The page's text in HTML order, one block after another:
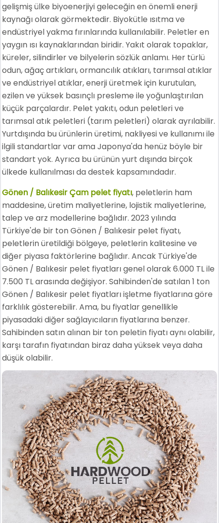
gelişmiş ülke biyoenerjiyi geleceğin en önemli enerji
kaynağı olarak görmektedir. Biyokütle ısıtma ve
endüstriyel yakma fırınlarında kullanılabilir. Peletler en
yaygın ısı kaynaklarından biridir. Yakıt olarak topaklar,
küreler, silindirler ve bilyelerin sözlük anlamı. Her türlü
odun, ağaç artıkları, ormancılık atıkları, tarımsal atıklar
ve endüstriyel atıklar, enerji üretmek için kurutulan,
ezilen ve yüksek basınçlı presleme ile yoğunlaştırılan
küçük parçalardır. Pelet yakıtı, odun peletleri ve
tarımsal atık peletleri (tarım peletleri) olarak ayrılabilir.
Yurtdışında bu ürünlerin üretimi, nakliyesi ve kullanımı ile
ilgili standartlar var ama Japonya'da henüz böyle bir
standart yok. Ayrıca bu ürünün yurt dışında birçok
ülkede kullanılması da destek kapsamındadır.
Gönen / Balıkesir Çam pelet fiyatı, peletlerin ham
maddesine, üretim maliyetlerine, lojistik maliyetlerine,
talep ve arz modellerine bağlıdır. 2023 yılında
Türkiye'de bir ton Gönen / Balıkesir pelet fiyatı,
peletlerin üretildiği bölgeye, peletlerin kalitesine ve
diğer piyasa faktörlerine bağlıdır. Ancak Türkiye'de
Gönen / Balıkesir pelet fiyatları genel olarak 6.000 TL ile
7.500 TL arasında değişiyor. Sahibinden'de satılan 1 ton
Gönen / Balıkesir pelet fiyatları işletme fiyatlarına göre
farklılık gösterebilir. Ama, bu fiyatlar genellikle
piyasadaki diğer sağlayıcıların fiyatlarına benzer.
Sahibinden satın alınan bir ton peletin fiyatı aynı olabilir,
karşı tarafın fiyatından biraz daha yüksek veya daha
düşük olabilir.